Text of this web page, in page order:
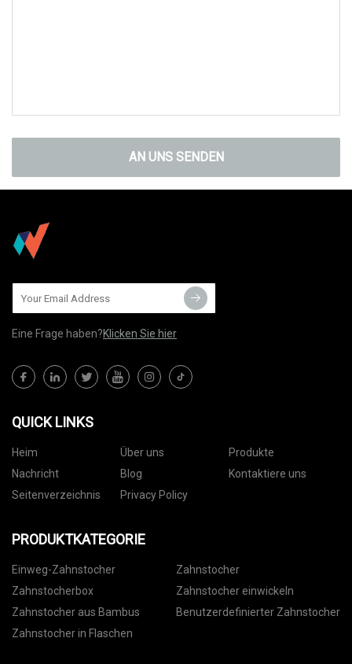
AN UNS SENDEN
Eine Frage haben?Klicken Sie hier
QUICK LINKS
Heim Über uns
Produkte
Nachricht
Blog
Kontaktiere uns
Seitenverzeichnis
Privacy Policy
PRODUKTKATEGORIE
Einweg-Zahnstocher
Zahnstocher
Zahnstocherbox
Zahnstocher einwickeln
Zahnstocher aus Bambus
Benutzerdefinierter Zahnstocher
Zahnstocher in Flaschen